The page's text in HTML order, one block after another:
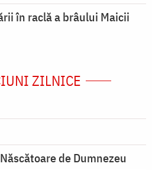
în raclă a brâului Maicii
ZILNICE
de Dumnezeu